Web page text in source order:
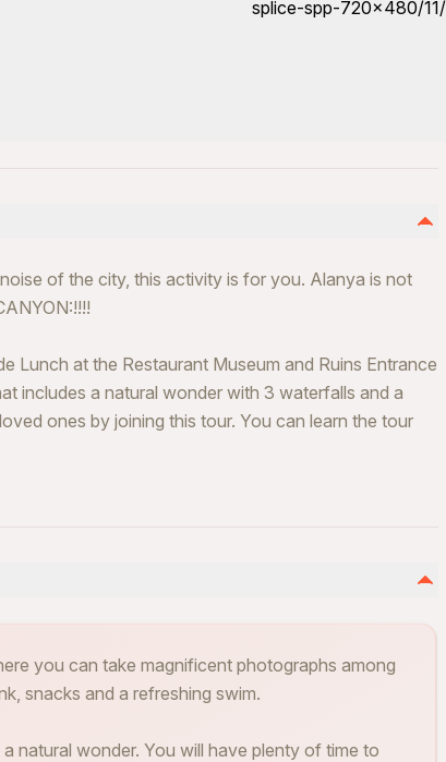
of the city, this activity is for you. Alanya is not
Lunch at the Restaurant Museum and Ruins Entrance
includes a natural wonder with 3 waterfalls and a
ones by joining this tour. You can learn the tour
you can take magnificent photographs among
snacks and a refreshing swim.
natural wonder. You will have plenty of time to